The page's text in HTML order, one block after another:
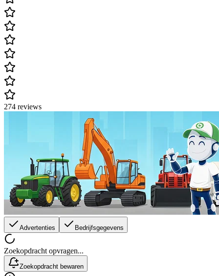
274 reviews
Advertenties Bedrijfsgegevens
Zoekopdracht opvragen...
Zoekopdracht bewaren